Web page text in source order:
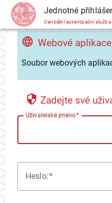
CAS Jednotné
Centrální autentizační služba
Webové
Soubor webových
Zadejte své
Uživatelské jméno
Heslo: